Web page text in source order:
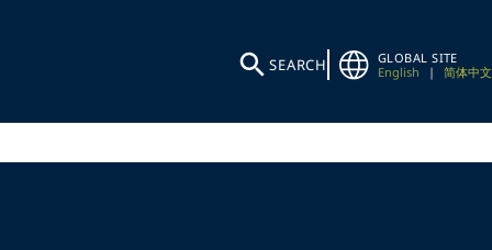
SEARCH
GLOBAL SITE
English
| 简体中文